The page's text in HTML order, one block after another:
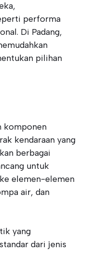
performa
Di Padang,
pilihan
komponen
kendaraan yang
berbagai
untuk
elemen-elemen
air, dan
yang
dari jenis